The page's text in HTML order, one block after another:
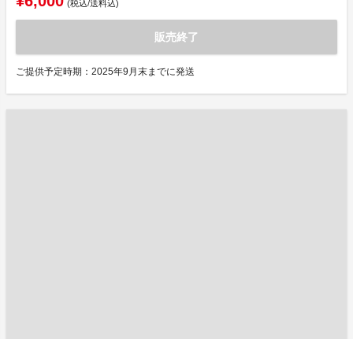
(税込/送料込)
販売終了
ご提供予定時期：2025年9月末までに発送